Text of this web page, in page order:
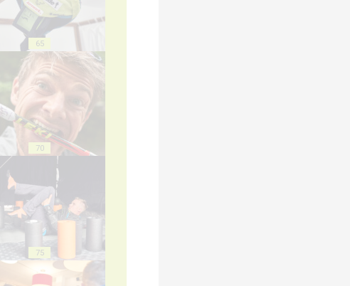
65
70
75